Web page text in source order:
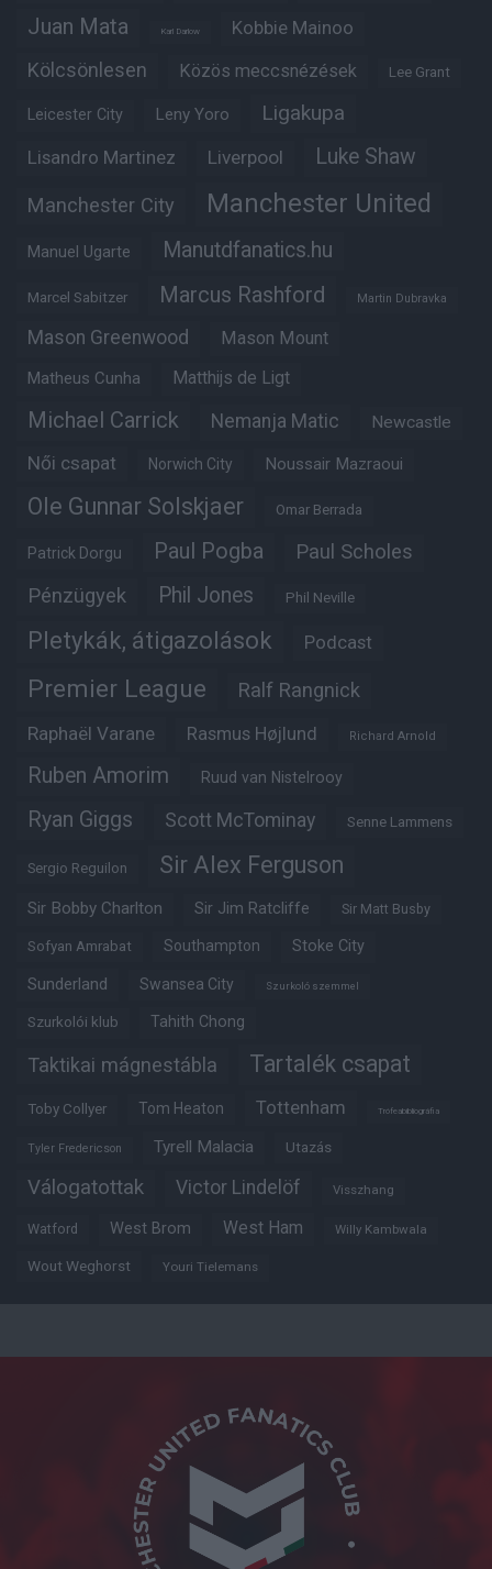
Juan Mata Karl Darlow Kobbie Mainoo
Kölcsönlesen Közös meccsnézések Lee Grant
Leicester City Leny Yoro Ligakupa
Lisandro Martinez Liverpool Luke Shaw
Manchester City Manchester United
Manuel Ugarte Manutdfanatics.hu
Marcel Sabitzer Marcus Rashford Martin Dubravka
Mason Greenwood Mason Mount
Matheus Cunha Matthijs de Ligt
Michael Carrick Nemanja Matic Newcastle
Női csapat Norwich City Noussair Mazraoui
Ole Gunnar Solskjaer Omar Berrada
Patrick Dorgu Paul Pogba Paul Scholes
Pénzügyek Phil Jones Phil Neville
Pletykák, átigazolások Podcast
Premier League Ralf Rangnick
Raphaël Varane Rasmus Højlund Richard Arnold
Ruben Amorim Ruud van Nistelrooy
Ryan Giggs Scott McTominay Senne Lammens
Sergio Reguilon Sir Alex Ferguson
Sir Bobby Charlton Sir Jim Ratcliffe Sir Matt Busby
Sofyan Amrabat Southampton Stoke City
Sunderland Swansea City Szurkoló szemmel
Szurkolói klub Tahith Chong
Taktikai mágnestábla Tartalék csapat
Toby Collyer Tom Heaton Tottenham Trófeabibliográfia
Tyler Fredericson Tyrell Malacia Utazás
Válogatottak Victor Lindelöf Visszhang
Watford West Brom West Ham Willy Kambwala
Wout Weghorst Youri Tielemans